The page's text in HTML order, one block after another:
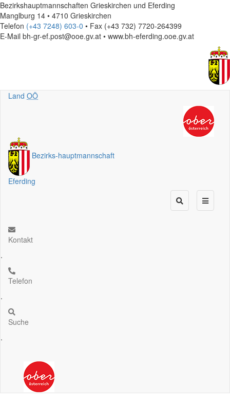
Bezirkshauptmannschaften Grieskirchen und Eferding
Manglburg 14 • 4710 Grieskirchen
Telefon (+43 7248) 603-0 • Fax (+43 732) 7720-264399
E-Mail bh-gr-ef.post@ooe.gv.at • www.bh-eferding.ooe.gv.at
Land OÖ
Bezirks-hauptmannschaft
Eferding
Kontakt
.
Telefon
.
Suche
.